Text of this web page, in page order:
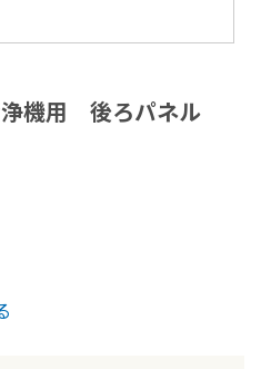
機用 後ろパネル